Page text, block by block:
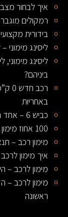
איך לבחור
רמקולים
בידורית
ליסינג
ליסינג
ביניהם?
באחריות
כביש 6 – אחד הכבישים החשובים במדינה
100 אחוז מימון לרכב ללא ריבית
מימון רכב –
איך מימון
מימון לרכב –
מימון לרכב –
ראשונה